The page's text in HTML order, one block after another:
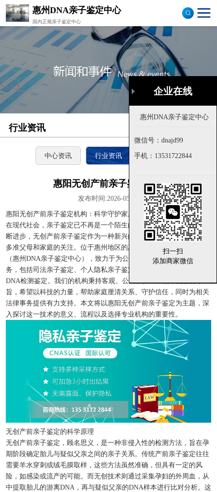
惠州DNA亲子鉴定中心
国内正规亲子鉴定中心
行业资讯
中心资讯 行业资讯 技术资料
惠阳无创产前亲子鉴定机构
发布时间:2026-05-18
惠阳无创产前亲子鉴定机构：科学守护家庭信任与责任
在现代社会，亲子鉴定已不再是一个陌生的话题。随着医学技术的不
断进步，无创产前亲子鉴定作为一种新兴的检测方式，正受到越来越
多准父母和家庭的关注。位于惠州地区的惠州百安生物科技有限公司
（惠州DNA亲子鉴定中心），致力于为公众提供专业的亲子鉴定服
务，包括司法亲子鉴定、个人隐私亲子鉴定、孕期亲子鉴定以及其他
DNA检测鉴定。我们的机构秉持客观、公正、独立、精准的服务宗
旨，希望以科技的力量，帮助家庭厘清关系、守护信任，同时为相关
法律事务提供有力支持。本文将以惠阳无创产前亲子鉴定为主题，深
入探讨这一技术的意义、流程以及选择专业机构的重要性。
无创产前亲子鉴定的科学原理
无创产前亲子鉴定，顾名思义，是一种非侵入性的检测方法，旨在孕
期阶段确定胎儿与疑似父亲之间的亲子关系。传统产前亲子鉴定往往
需要羊水穿刺或绒毛膜取样，这些方法虽然准确，但具有一定的风
险，如感染或流产的可能。而无创技术则通过采集孕妇的外周血，从
中提取胎儿的游离DNA，再与疑似父亲的DNA样本进行比对分析。这
司法亲子鉴定
隐私亲子鉴定
孕期亲子鉴定
落户亲子鉴定
样本采集
企业在线
微信号：dnajd99
手机： 13531722844
扫一扫
添加商家微信
企业在线
微信号：dnajd99
手机： 13531722844
扫一扫
添加商家微信